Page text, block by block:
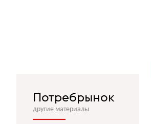
Потребрынок
другие материалы